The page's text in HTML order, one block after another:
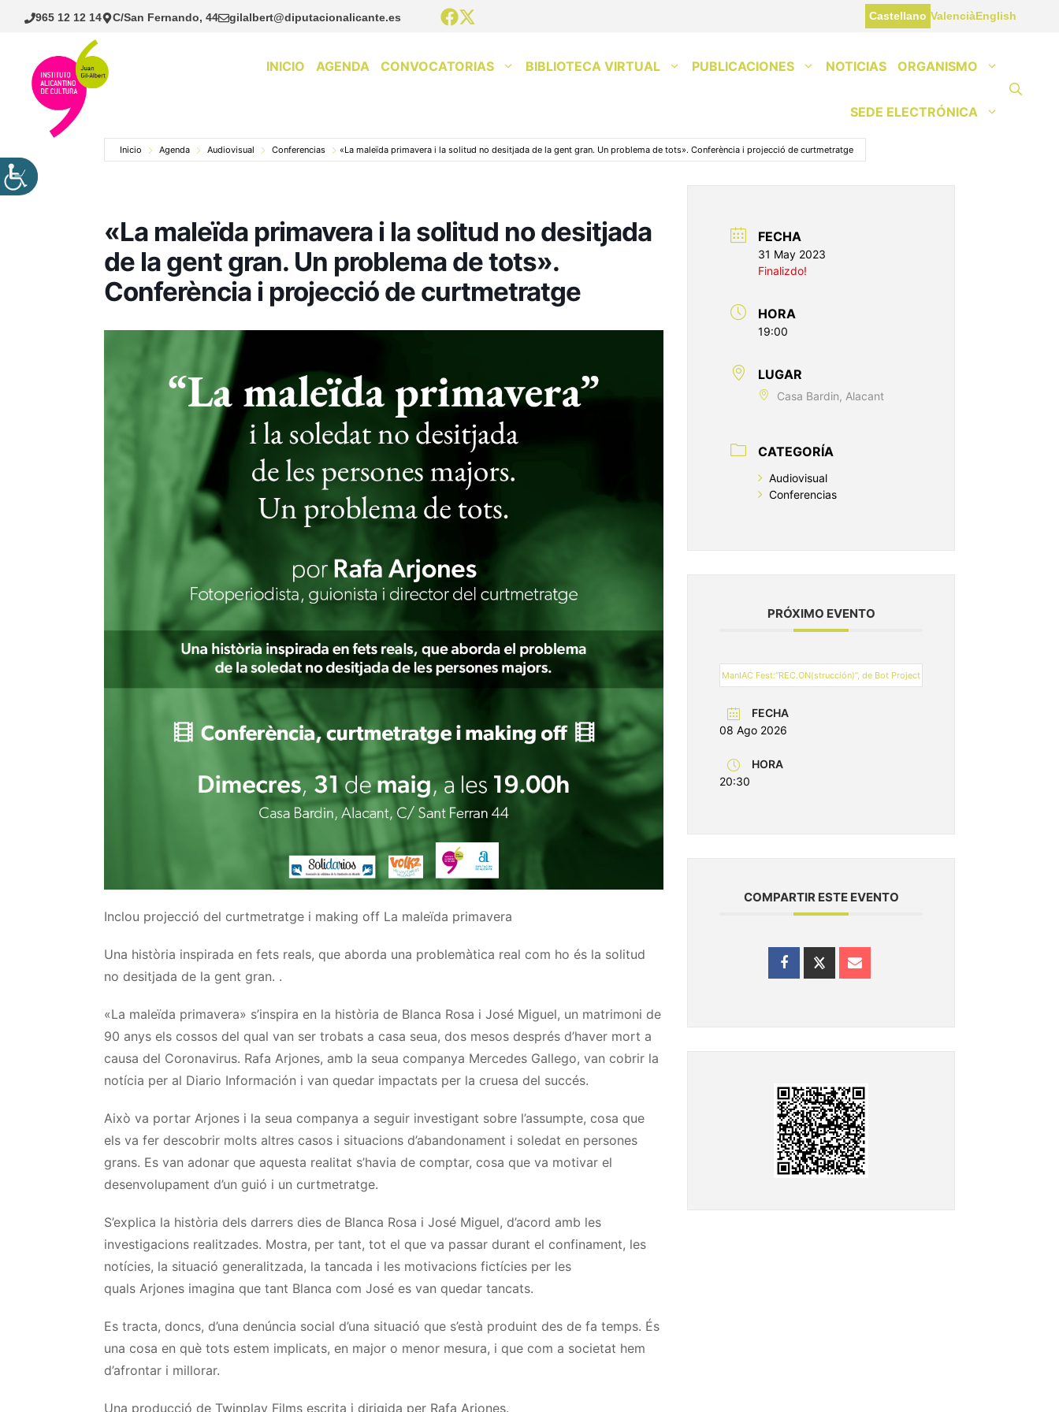
Saltar
965 12 12 14 C/San Fernando, 44 gilalbert@diputacionalicante.es Castellano ValenciàEnglish
INICIO AGENDA CONVOCATORIAS BIBLIOTECA VIRTUAL PUBLICACIONES NOTICIAS ORGANISMO
SEDE ELECTRÓNICA
Inicio Agenda Audiovisual Conferencias «La maleïda primavera i la solitud no desitjada de la gent gran. Un problema de tots». Conferència i projecció de curtmetratge
«La maleïda primavera i la solitud no desitjada
de la gent gran. Un problema de tots».
Conferència i projecció de curtmetratge
Inclou projecció del curtmetratge i making off La maleïda primavera
Una història inspirada en fets reals, que aborda una problemàtica real com ho és la solitud
no desitjada de la gent gran. .
«La maleïda primavera» s’inspira en la història de Blanca Rosa i José Miguel, un matrimoni de
90 anys els cossos del qual van ser trobats a casa seua, dos mesos després d’haver mort a
causa del Coronavirus. Rafa Arjones, amb la seua companya Mercedes Gallego, van cobrir la
notícia per al Diario Información i van quedar impactats per la cruesa del succés.
Això va portar Arjones i la seua companya a seguir investigant sobre l’assumpte, cosa que
els va fer descobrir molts altres casos i situacions d’abandonament i soledat en persones
grans. Es van adonar que aquesta realitat s’havia de comptar, cosa que va motivar el
desenvolupament d’un guió i un curtmetratge.
S’explica la història dels darrers dies de Blanca Rosa i José Miguel, d’acord amb les
investigacions realitzades. Mostra, per tant, tot el que va passar durant el confinament, les
notícies, la situació generalitzada, la tancada i les motivacions fictícies per les
quals Arjones imagina que tant Blanca com José es van quedar tancats.
Es tracta, doncs, d’una denúncia social d’una situació que s’està produint des de fa temps. És
una cosa en què tots estem implicats, en major o menor mesura, i que com a societat hem
d’afrontar i millorar.
Una producció de Twinplay Films escrita i dirigida per Rafa Arjones.
FECHA
31 May 2023
Finalizdo!
HORA
19:00
LUGAR
Casa Bardin, Alacant
CATEGORÍA
Audiovisual
Conferencias
PRÓXIMO EVENTO
ManIAC Fest:“REC.ON(strucción)”, de Bot Project
FECHA
08 Ago 2026
HORA
20:30
COMPARTIR ESTE EVENTO